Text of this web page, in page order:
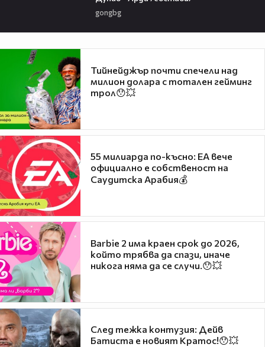
gongbg
Тийнейджър почти спечели над
милион долара с тотален гейминг
трол😯💥
55 милиарда по-късно: EA вече
официално е собственост на
Саудитска Арабия💰
Barbie 2 има краен срок до 2026,
който трябва да спази, иначе
никога няма да се случи.😯💥
След тежка контузия: Дейв
Батиста е новият Кратос!😯💥